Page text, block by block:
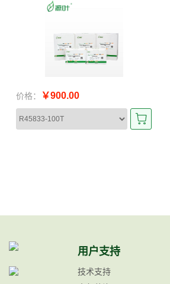
价格： ￥900.00
用户支持
技术支持